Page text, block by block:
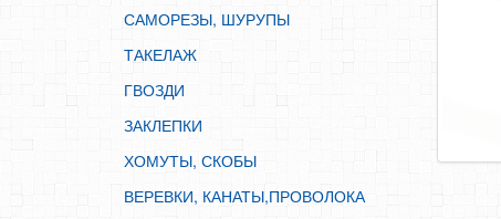
ДВЕРНАЯ ФУРНИТУРА
МЕБЕЛЬНАЯ ФУРНИТУРА
ИНСТРУМЕНТ
САНТЕХНИКА
ЭЛЕКТРОТОВАРЫ
ХОЗТОВАРЫ
САМОРЕЗЫ, ШУРУПЫ
ТАКЕЛАЖ
ГВОЗДИ
ЗАКЛЕПКИ
ХОМУТЫ, СКОБЫ
ВЕРЕВКИ, КАНАТЫ,ПРОВОЛОКА